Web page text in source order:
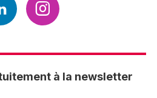
à la newsletter